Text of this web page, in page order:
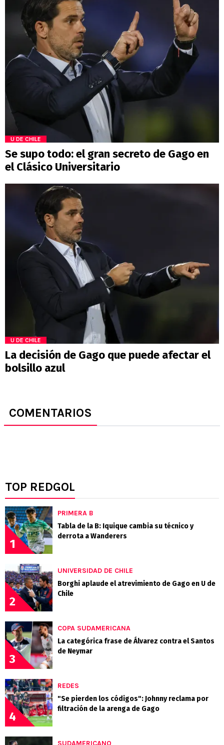
U DE CHILE
Se supo todo: el gran secreto de Gago en
el Clásico Universitario
U DE CHILE
La decisión de Gago que puede afectar el
bolsillo azul
COMENTARIOS
TOP REDGOL
1
PRIMERA B
Tabla de la B: Iquique cambia su técnico y
derrota a Wanderers
2
UNIVERSIDAD DE CHILE
Borghi aplaude el atrevimiento de Gago en U de
Chile
3
COPA SUDAMERICANA
La categórica frase de Álvarez contra el Santos
de Neymar
4
REDES
"Se pierden los códigos": Johnny reclama por
filtración de la arenga de Gago